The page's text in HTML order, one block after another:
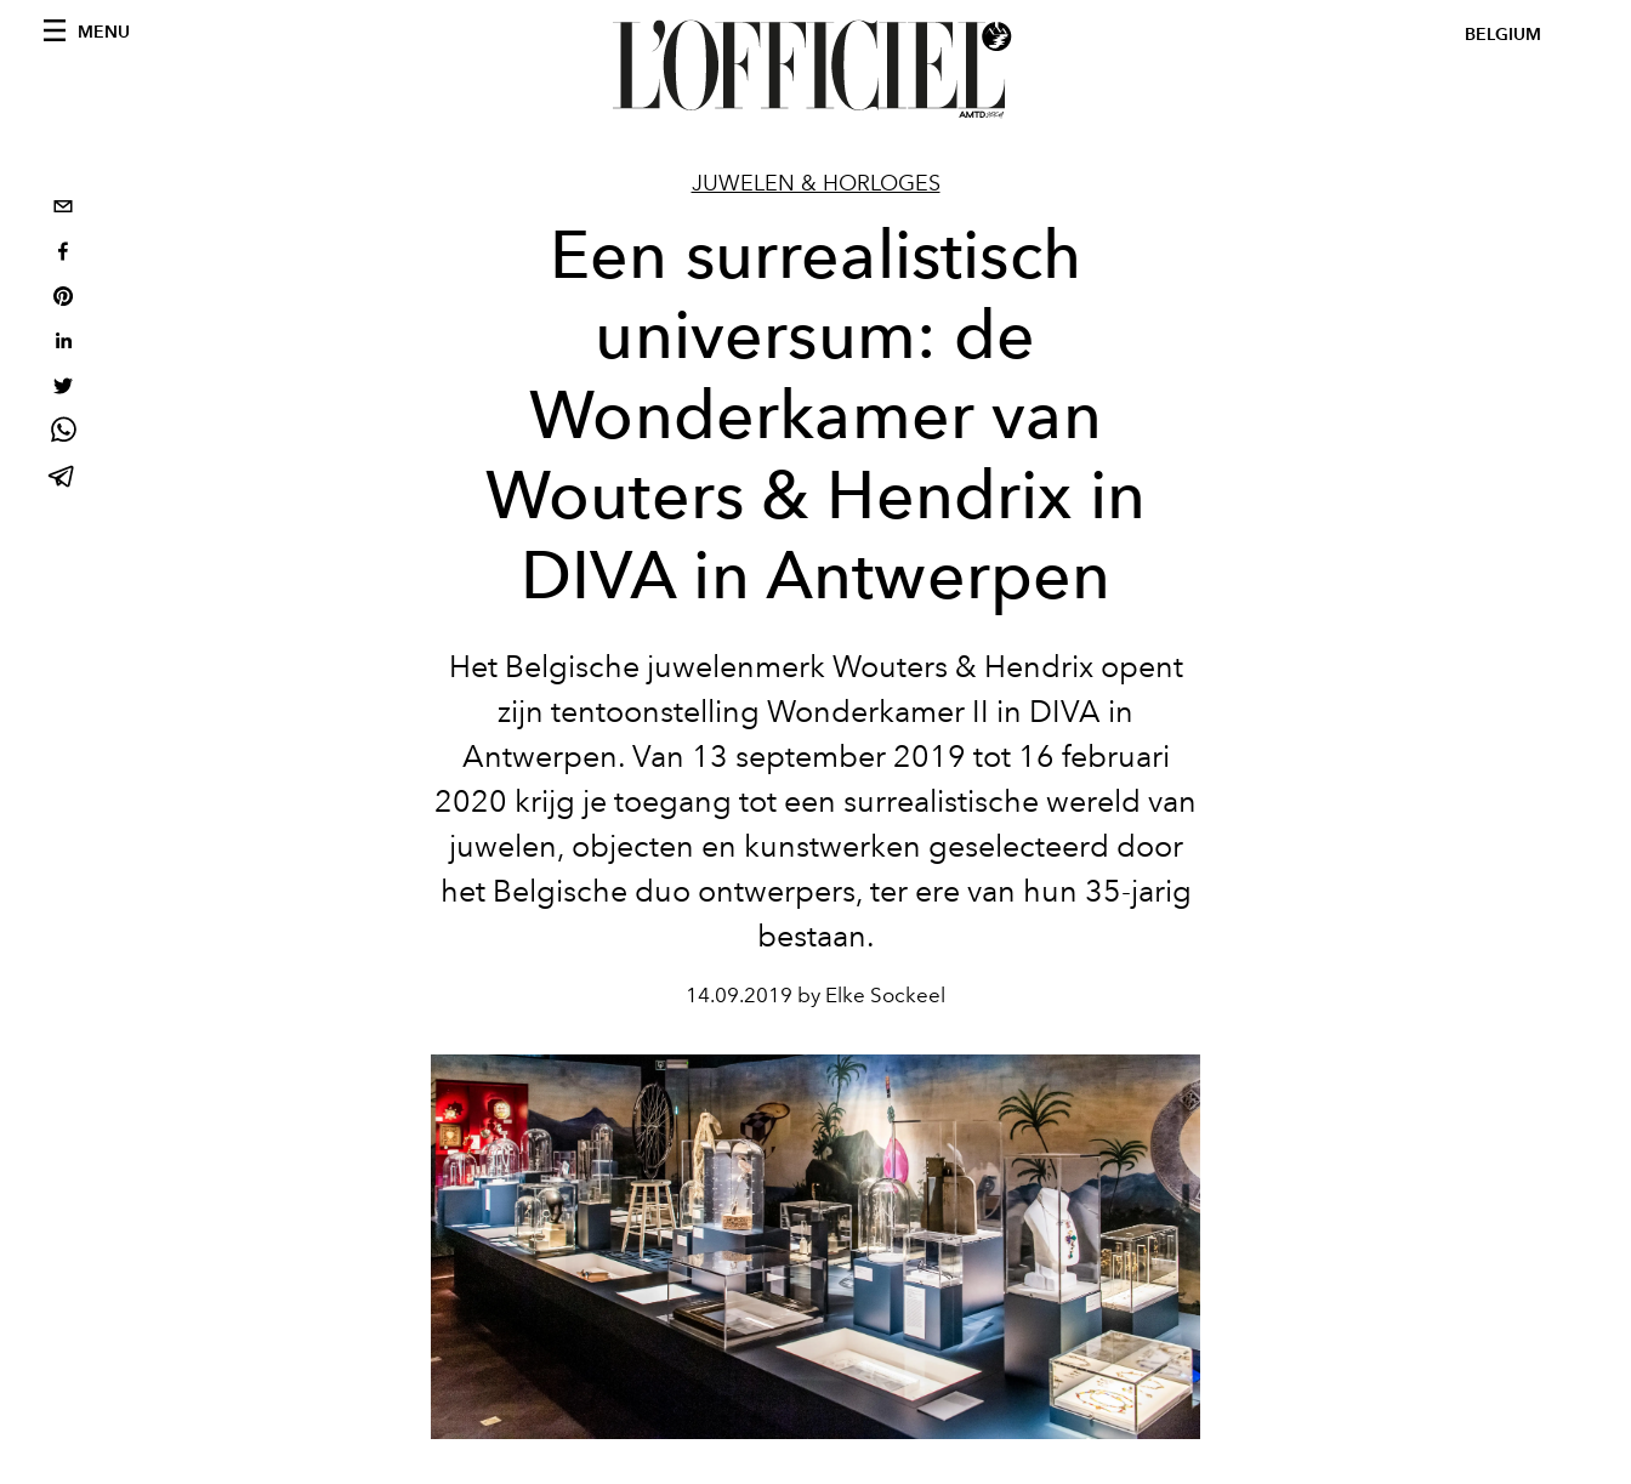
MENU BELGIUM
JUWELEN & HORLOGES
Een surrealistisch
universum: de
Wonderkamer van
Wouters & Hendrix in
DIVA in Antwerpen
Het Belgische juwelenmerk Wouters & Hendrix opent
zijn tentoonstelling Wonderkamer II in DIVA in
Antwerpen. Van 13 september 2019 tot 16 februari
2020 krijg je toegang tot een surrealistische wereld van
juwelen, objecten en kunstwerken geselecteerd door
het Belgische duo ontwerpers, ter ere van hun 35-jarig
bestaan.
14.09.2019 by Elke Sockeel